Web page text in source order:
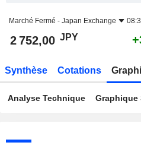
Marché Fermé - Japan Exchange
2 752,00 JPY
Synthèse Cotations
Analyse Technique Graphique